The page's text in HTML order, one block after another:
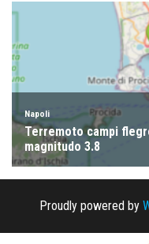
Proudly powered by